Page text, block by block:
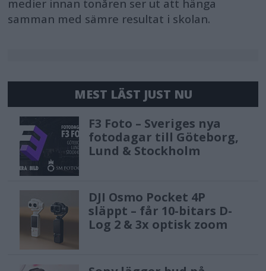
medier innan tonåren ser ut att hänga
samman med sämre resultat i skolan.
MEST LÄST JUST NU
F3 Foto – Sveriges nya
fotodagar till Göteborg,
Lund & Stockholm
DJI Osmo Pocket 4P
släppt – får 10-bitars D-
Log 2 & 3x optisk zoom